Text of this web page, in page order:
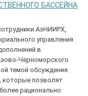
БАССЕЙНА
АзНИИРХ,
управления
в
Черноморского
темой обсуждения.
которые позволят
рационально